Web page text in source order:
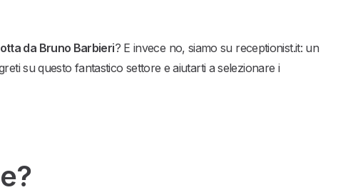
da Bruno Barbieri? E invece no, siamo su receptionist.it: un
su questo fantastico settore e aiutarti a selezionare i